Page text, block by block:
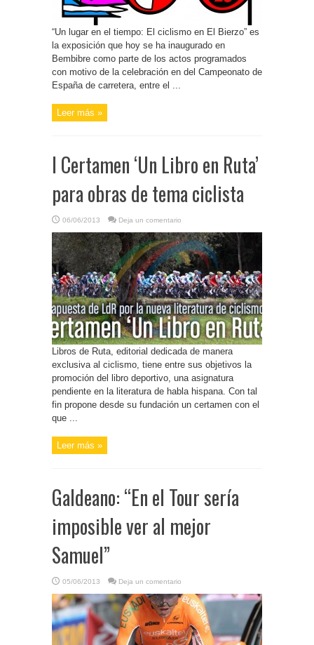
“Un lugar en el tiempo: El ciclismo en El Bierzo” es
la exposición que hoy se ha inaugurado en
Bembibre como parte de los actos programados
con motivo de la celebración en del Campeonato de
España de carretera, entre el ...
Leer más »
I Certamen ‘Un Libro en Ruta’
para obras de tema ciclista
06/06/2013 Deja un comentario
Libros de Ruta, editorial dedicada de manera
exclusiva al ciclismo, tiene entre sus objetivos la
promoción del libro deportivo, una asignatura
pendiente en la literatura de habla hispana. Con tal
fin propone desde su fundación un certamen con el
que ...
Leer más »
Galdeano: “En el Tour sería
imposible ver al mejor
Samuel”
05/06/2013 Deja un comentario